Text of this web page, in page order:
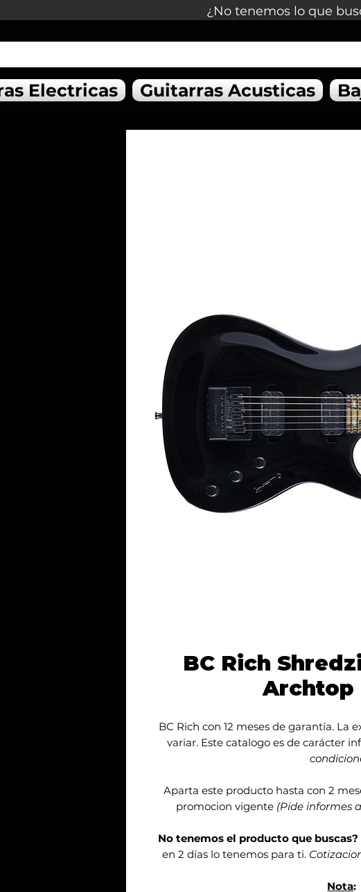
¿No tenemos lo que
Electricas Guitarras Acusticas
BC Rich
Archtop
BC Rich con 12 meses de garantía. La
variar. Este catalogo es de carácter
Aparta este producto hasta con 2
promocion vigente (Pide informes
No tenemos el producto que buscas?
en 2 días lo tenemos para ti.
Nota: